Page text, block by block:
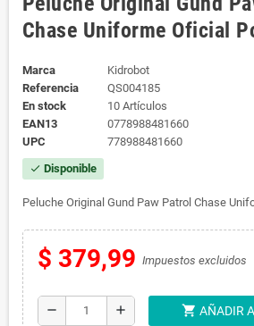
Chase Uniforme Oficial
Marca
Kidrobot
Referencia
QS004185
En stock
10 Artículos
EAN13
0778988481660
UPC
778988481660
check Disponible
Peluche Original Gund Paw Patrol Chase
$ 379,99 Impuestos excluidos
remove add shopping_cart AÑADIR